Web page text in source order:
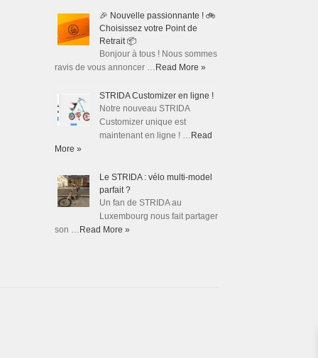
🎉 Nouvelle passionnante ! 🚲
Choisissez votre Point de
Retrait 📦
Bonjour à tous ! Nous sommes
ravis de vous annoncer … Read More »
STRIDA Customizer en ligne !
Notre nouveau STRIDA
Customizer unique est
maintenant en ligne ! … Read
More »
Le STRIDA : vélo multi-model
parfait ?
Un fan de STRIDA au
Luxembourg nous fait partager
son … Read More »